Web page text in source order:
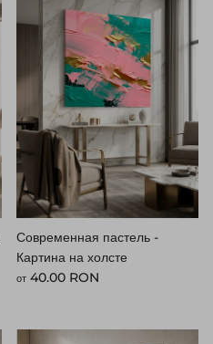
Современная пастель -
Картина на холсте
Стандартная цена
от 40.00 RON